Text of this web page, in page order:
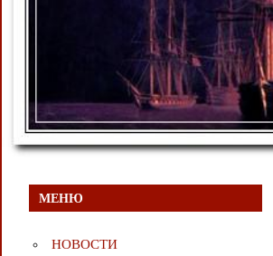
МЕНЮ
НОВОСТИ